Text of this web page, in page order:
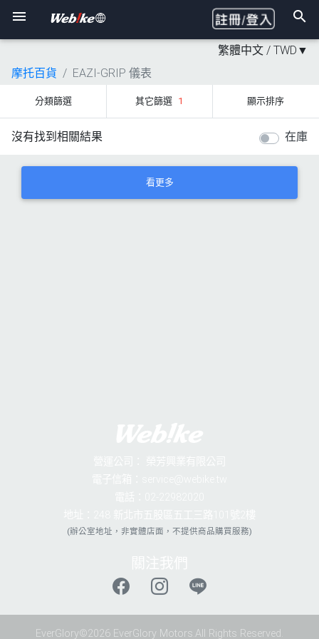
繁體中文 / TWD ▼
摩托百貨
EAZI-GRIP 儀表
分類篩選 其它篩選 1 顯示排序
沒有找到相關結果 在庫
看更多
(辦公室地址，非實體店面，不提供商品購買服務)
EverGlory©2026 EverGlory Motors.All Rights Reserved.